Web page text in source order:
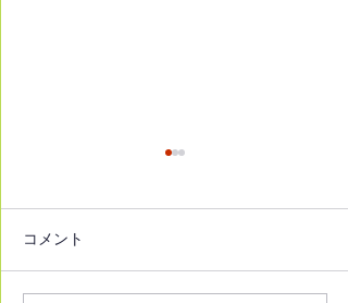
2026年2月28日付 読売新聞埼
玉県版 高校図書館司書のイチ
セーが１位「僕には鳥の言葉
コメント